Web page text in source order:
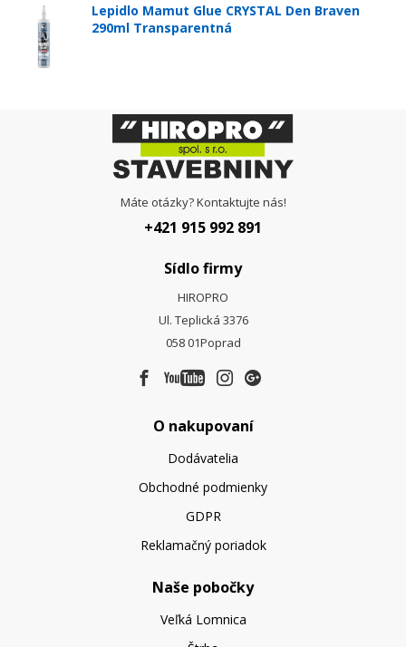
Lepidlo Mamut Glue CRYSTAL Den Braven
290ml Transparentná
Máte otázky? Kontaktujte nás!
+421 915 992 891
Sídlo firmy
HIROPRO
Ul. Teplická 3376
058 01Poprad
O nakupovaní
Dodávatelia
Obchodné podmienky
GDPR
Reklamačný poriadok
Naše pobočky
Veľká Lomnica